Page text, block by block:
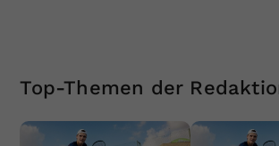
Top-Themen der